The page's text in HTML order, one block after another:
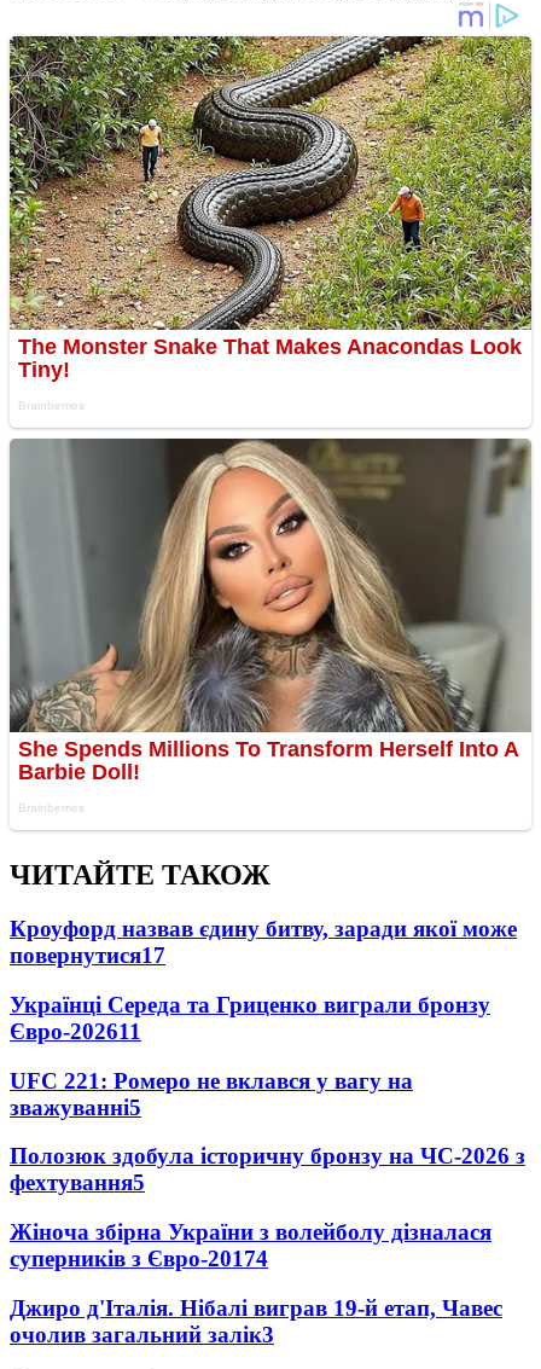
ЧИТАЙТЕ ТАКОЖ
Кроуфорд назвав єдину битву, заради якої може
повернутися17
Українці Середа та Гриценко виграли бронзу
Євро-202611
UFC 221: Ромеро не вклався у вагу на
зважуванні5
Полозюк здобула історичну бронзу на ЧС-2026 з
фехтування5
Жіноча збірна України з волейболу дізналася
суперників з Євро-20174
Джиро д'Італія. Нібалі виграв 19-й етап, Чавес
очолив загальний залік3